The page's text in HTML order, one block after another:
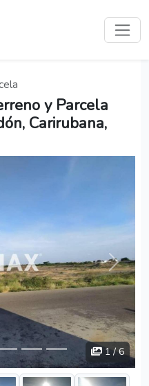
y Parcela
Carirubana,
1/ 6